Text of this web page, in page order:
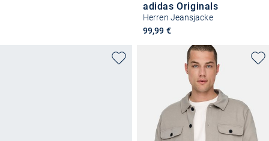
adidas Originals
Herren Jeansjacke
99,99 €